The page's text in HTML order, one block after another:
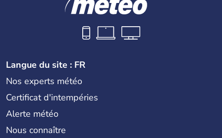
Langue du site : FR
Nos experts météo
Certificat d'intempéries
Alerte météo
Nous connaître